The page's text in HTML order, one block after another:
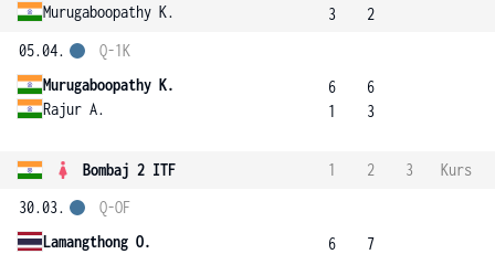
Murugaboopathy K.
3
2
05.04.
Murugaboopathy K.
Rajur A.
Q-1K
6
1
6
3
Bombaj 2 ITF 1 2 3
Kurs
30.03.
Lamangthong O.
Q-OF
6
7